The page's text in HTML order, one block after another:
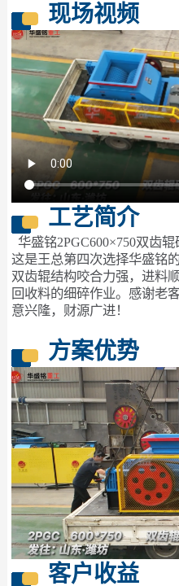
现场视频
工艺简介
华盛铭2PGC600×750双齿
这是王总第四次选择华盛铭
双齿辊结构咬合力强，进料
回收料的细碎作业。感谢老
意兴隆，财源广进！
方案优势
客户收益